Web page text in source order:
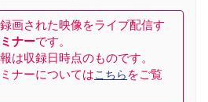
特化したAI活用だけでなく、異業
交えながら、「プロンプトエンジ
能力」といった新たに求められる
増す「専門的知見」「カスタマイ
といった人間ならではの価値を最
画された映像をライブ配信す
ナーです。
は収録日時点のものです。
ナーについてはこちら をご覧